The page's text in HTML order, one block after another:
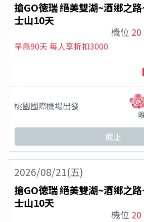
搶GO徳瑞 絕美雙湖~酒鄉之
士山10天
機位 20
早鳥90天 每人享折扣3000
桃園國際機場出發
截止
2026/08/21(五)
搶GO徳瑞 絕美雙湖~酒鄉之
士山10天
機位 20